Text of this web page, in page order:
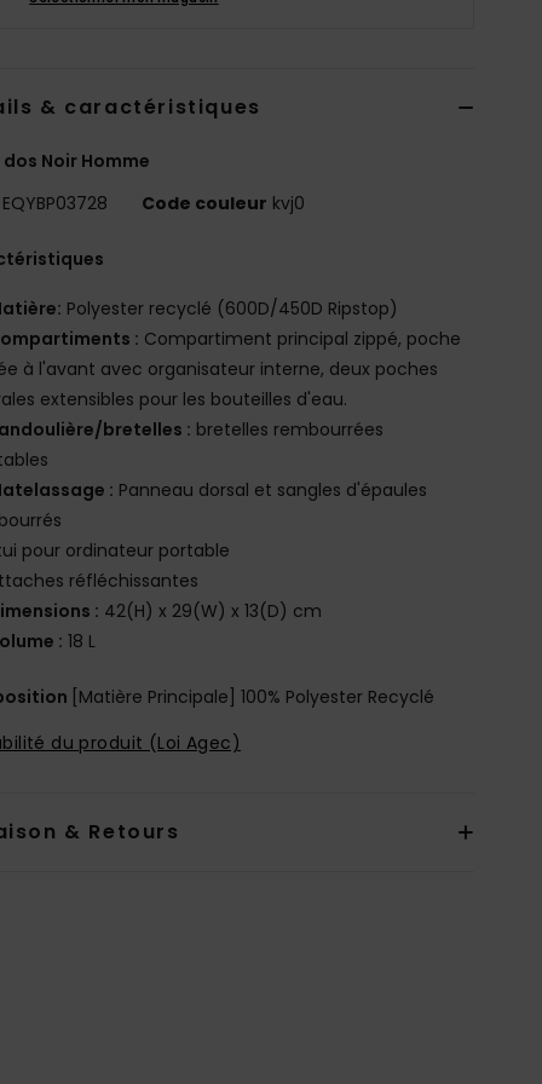
& caractéristiques
dos Noir Homme
EQYBP03728 Code couleur kvj0
Polyester recyclé (600D/450D Ripstop)
: Compartiment principal zippé, poche
à l'avant avec organisateur interne, deux poches
extensibles pour les bouteilles d'eau.
bretelles : bretelles rembourrées
: Panneau dorsal et sangles d'épaules
pour ordinateur portable
réfléchissantes
: 42(H) x 29(W) x 13(D) cm
: 18 L
[Matière Principale] 100% Polyester Recyclé
du produit (Loi Agec)
& Retours